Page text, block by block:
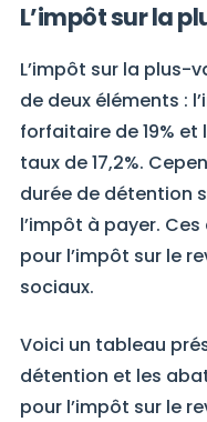
L’impôt sur la
L’impôt sur la plus-
de deux éléments :
forfaitaire de 19%
taux de 17,2%.
durée de détention
l’impôt à payer.
pour l’impôt sur le
sociaux.
Voici un tableau
détention et les
pour l’impôt sur le